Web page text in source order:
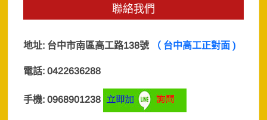
聯絡我們
地址: 台中市南區高工路138號 （ 台中高工正對面 )
電話: 0422636288
手機: 0968901238